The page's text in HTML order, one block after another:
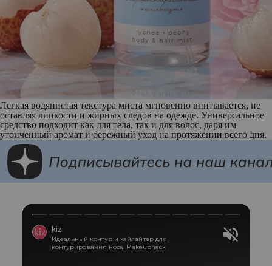
Легкая водянистая текстура миста мгновенно впитывается, не
оставляя липкости и жирных следов на одежде. Универсальное
средство подходит как для тела, так и для волос, даря им
утонченный аромат и бережный уход на протяжении всего дня.